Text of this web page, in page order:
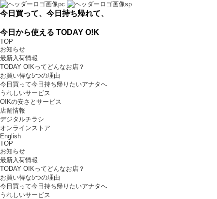
今日買って、今日持ち帰れて、
今日から使える TODAY O!K
TOP
お知らせ
最新入荷情報
TODAY O!Kってどんなお店？
お買い得な5つの理由
今日買って今日持ち帰りたいアナタへ
うれしいサービス
O!Kの安さとサービス
店舗情報
デジタルチラシ
オンラインストア
English
TOP
お知らせ
最新入荷情報
TODAY O!Kってどんなお店？
お買い得な5つの理由
今日買って今日持ち帰りたいアナタへ
うれしいサービス